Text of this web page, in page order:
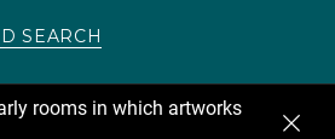
SEARCH
rooms in which artworks